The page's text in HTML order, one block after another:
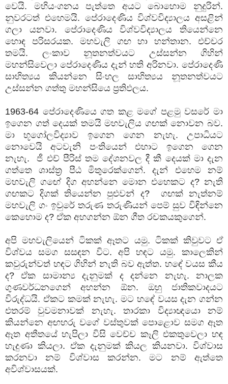
වෙයි. මහියංගනය පැත්තෙ අයට බොහොම නුදුරින්.
නුවරටත් එහෙමයි. පේරාදෙණිය විශ්වවිද්‍යාලය අසළින්
ගලා යනවා. පේරාදෙණිය විශ්වවිද්‍යාලය තියෙන්නෙ
හොඳ පරිසරයක. මහවැලි ගඟ හා හන්තාන. එච්චර
තමයි. ලංකාව නූතනත්වයට උස්සන්න ගිහින්
මහන්සිවෙලා පේරාදෙණිය දැන් හති අරිනවා. පේරාදෙණි
සාහිත්‍යය කියන්නෙ සිංහල සාහිත්‍යය නූතනත්වයට
උස්සන්න ගත්තු මහන්සියෙ ප්‍රතිඵලය.
1963-64 පේරාදෙණියෙ ගත කළ මගේ පළමු වසරේ මා
ඉගෙන ගත් දෙයක් තමයි මහවැලිය ගඟක් නොවන බව.
මා භූගෝලවිද්‍යාව ඉගෙන ගෙන නැහැ. උපාධියට
නොවෙයි අටවැනි පංතියෙන් එහාට ඉගෙන ගෙන
නැහැ. ජී එච් පීරිස් තම දේශනවල දී කී දෙයක් මා දැන
ගත්තෙ ශාස්ත්‍ර පීඨ මිතුරෙක්ගෙන්. දැන් එහෙම නම්
මහවැලි ගඟේ දිග අහන්නෙ මොන එහෙකට ද? නැති
ගඟකට දිගක් තියෙන්න පුළුවන් ද? ගඟක් නැත්නම්
මහවැලි ගං ඉවුරේතරුණ තරුණියන් පෙම් සුව විඳින්නෙ
කෙහොම ද? ඒක අහගන්න ඕන ගීත රචකයකුගෙන්.
අපි මහවැලියෙන් ටිකක් ඈතට යමු. ටිකක් කිවුවට ඒ
විශ්වය සමග සසඳන විට. අපි හඳට යමු. කාලෙකින්
කවුරුන්වත් හඳට ගිහින් නැති බව ඇත්ත. හඳේ වයස කීය
ද? ඒක සාමාන්‍ය දැනුමක් ද දන්නෙ නැහැ. නාලක
ගුණවර්ධනගෙන් අහන්න ඕන. ඔහු ජාතිකවාදයට
විරුද්ධයි. ඒකට කමක් නැහැ. මට හඳේ වයස දැන ගන්න
එතරම් වුවමනාවක් නැහැ. තාරකා විද්‍යාඥයො නම්
කියන්නෙ අඟහරු වගේ වස්තුවක් පොළොව සමග ඈත
ඈත අතීතයේ හැපිලා විසි වෙච්ච කෑලි එකතුවෙලා හඳ
හැදුණා කියලා. ඒක දැනුමක් කියල කියනවා. විශ්වාස
කරනවා නම් විශ්වාස කරන්න. මට නම් ඇත්තෙ
අවිශ්වාසයක්.